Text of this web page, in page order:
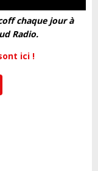
chaque jour à
Radio.
ici !